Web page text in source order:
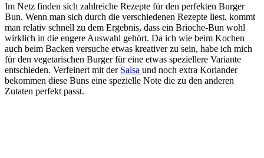
Im Netz finden sich zahlreiche Rezepte für den perfekten Burger
Bun. Wenn man sich durch die verschiedenen Rezepte liest, kommt
man relativ schnell zu dem Ergebnis, dass ein Brioche-Bun wohl
wirklich in die engere Auswahl gehört. Da ich wie beim Kochen
auch beim Backen versuche etwas kreativer zu sein, habe ich mich
für den vegetarischen Burger für eine etwas speziellere Variante
entschieden. Verfeinert mit der Salsa und noch extra Koriander
bekommen diese Buns eine spezielle Note die zu den anderen
Zutaten perfekt passt.